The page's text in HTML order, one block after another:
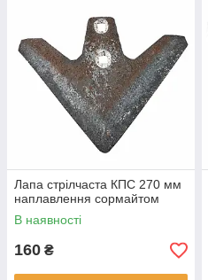
Лапа стрілчаста КПС 270 мм
наплавлення сормайтом
В наявності
160 ₴